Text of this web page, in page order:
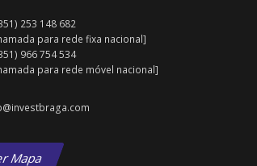
253 148 682
para rede fixa nacional]
966 754 534
para rede móvel nacional]
Mapa